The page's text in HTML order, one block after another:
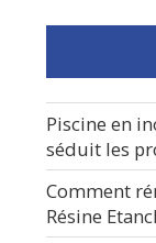
Piscine en
séduit les
Comment
Résine